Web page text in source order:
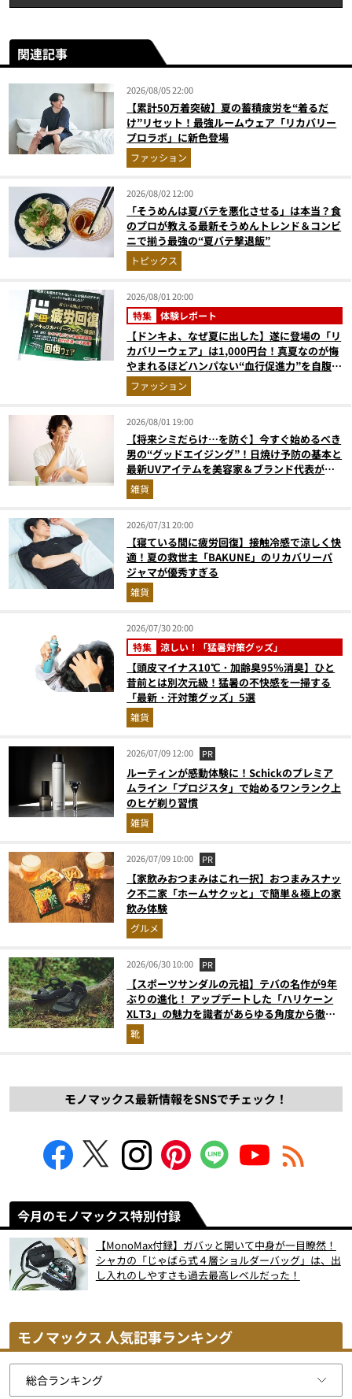
関連記事
2026/08/05 22:00
【累計50万着突破】夏の蓄積疲労を“着るだ
け”リセット！最強ルームウェア「リカバリー
プロラボ」に新色登場
ファッション
2026/08/02 12:00
「そうめんは夏バテを悪化させる」は本当？食
のプロが教える最新そうめんトレンド＆コンビ
ニで揃う最強の“夏バテ撃退飯”
トピックス
2026/08/01 20:00
特集 体験レポート
【ドンキよ、なぜ夏に出した】遂に登場の「リ
カバリーウェア」は1,000円台！真夏なのが悔
やまれるほどハンパない“血行促進力”を自腹レ
ビュー
ファッション
2026/08/01 19:00
【将来シミだらけ…を防ぐ】今すぐ始めるべき
男の“グッドエイジング”！日焼け予防の基本と
最新UVアイテムを美容家＆ブランド代表がプ
ロ目線で指南／大人の価値向上研究所
雑貨
2026/07/31 20:00
【寝ている間に疲労回復】接触冷感で涼しく快
適！夏の救世主「BAKUNE」のリカバリーパ
ジャマが優秀すぎる
雑貨
2026/07/30 20:00
特集 涼しい！「猛暑対策グッズ」
【頭皮マイナス10℃・加齢臭95％消臭】ひと
昔前とは別次元級！猛暑の不快感を一掃する
「最新・汗対策グッズ」5選
雑貨
2026/07/09 12:00 PR
ルーティンが感動体験に！Schickのプレミア
ムライン「プロジスタ」で始めるワンランク上
のヒゲ剃り習慣
雑貨
2026/07/09 10:00 PR
【家飲みおつまみはこれ一択】おつまみスナッ
ク不二家「ホームサクッと」で簡単＆極上の家
飲み体験
グルメ
2026/06/30 10:00 PR
【スポーツサンダルの元祖】テバの名作が9年
ぶりの進化！ アップデートした「ハリケーン
XLT3」の魅力を識者があらゆる角度から徹底
解説！
靴
モノマックス最新情報をSNSでチェック！
今月のモノマックス特別付録
【MonoMax付録】ガバッと開いて中身が一目瞭然！
シャカの「じゃばら式４層ショルダーバッグ」は、出
し入れのしやすさも過去最高レベルだった！
モノマックス 人気記事ランキング